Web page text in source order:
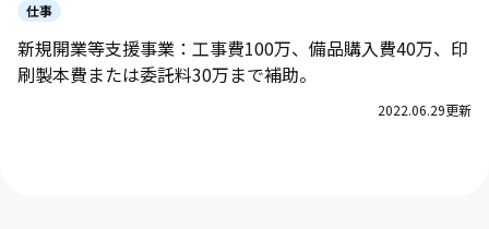
仕事
新規開業等支援事業：工事費100万、備品購入費40万、印
刷製本費または委託料30万まで補助。
2022.06.29更新